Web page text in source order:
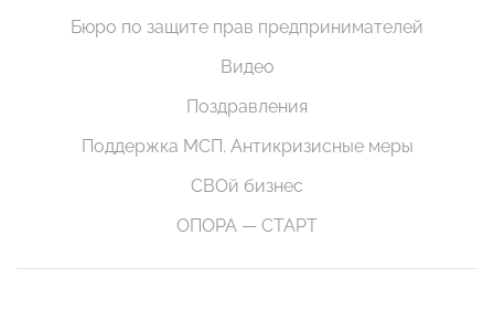
Бюро по защите прав предпринимателей
Видео
Поздравления
Поддержка МСП. Антикризисные меры
СВОй бизнес
ОПОРА — СТАРТ